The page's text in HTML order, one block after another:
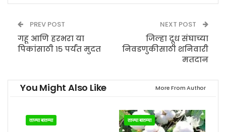
PREV POST
गहू आणि हरभरा या
पिकांसाठी १५ पर्यंत मुदत
NEXT POST
जिल्हा दूध संघाच्या
निवडणुकीसाठी शनिवारी
मतदान
You Might Also Like More From Author
ताज्या बातम्या ताज्या बातम्या